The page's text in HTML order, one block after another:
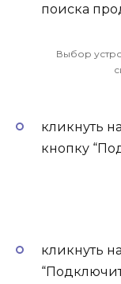
поиска
Выбор
кликнуть
кнопку
кликнуть